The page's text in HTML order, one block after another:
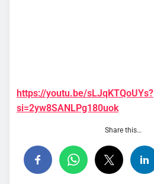
https://youtu.be/sLJqKTQoUYs?
si=2yw8SANLPg180uok
Share this…